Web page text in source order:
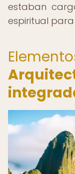
estaban
espiritual para